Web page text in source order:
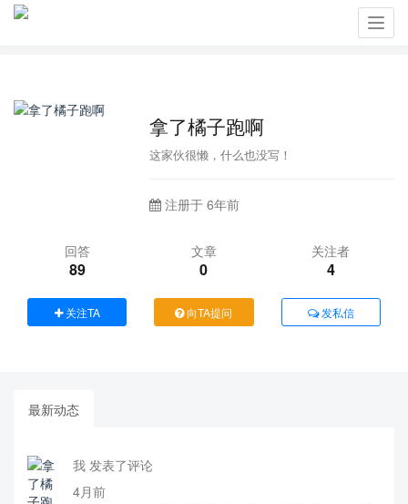
拿了橘子跑啊
这家伙很懒，什么也没写！
注册于 6年前
回答
89
文章
0
关注者
4
关注TA 向TA提问 发私信
最新动态
我 发表了评论
4月前